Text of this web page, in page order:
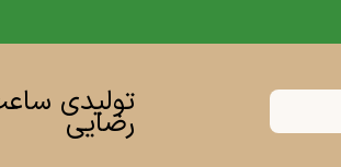
تولیدی
رضایی